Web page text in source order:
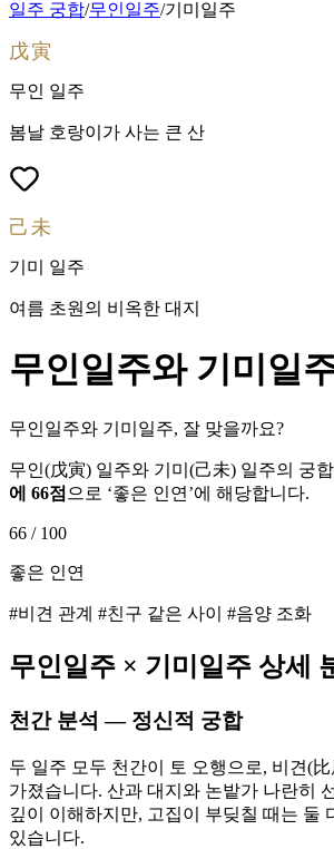
일주 궁합/무인일주/기미 일주
戊寅
무인 일주
봄날 호랑이가 사는 큰 산
己未
기미 일주
여름 초원의 비옥한 대지
무인일주와 기미일
무인일주와 기미일주, 잘 맞을까요?
무인(戊寅) 일주와 기미 (己未) 일주의 궁
에 66점 으로 ‘좋은 인연 ’에 해당합니다.
66 / 100
좋은 인연
#비견 관계 #친구 같은 사이 #음양 조화
무인일주 × 기미 일주 상세
천간 분석 — 정신적 궁합
두 일주 모두 천간이 토 오행으로, 비견(
가졌습니다. 산과 대지와 논밭가 나란히
깊이 이해하지만, 고집이 부딪칠 때는 둘
있습니다.